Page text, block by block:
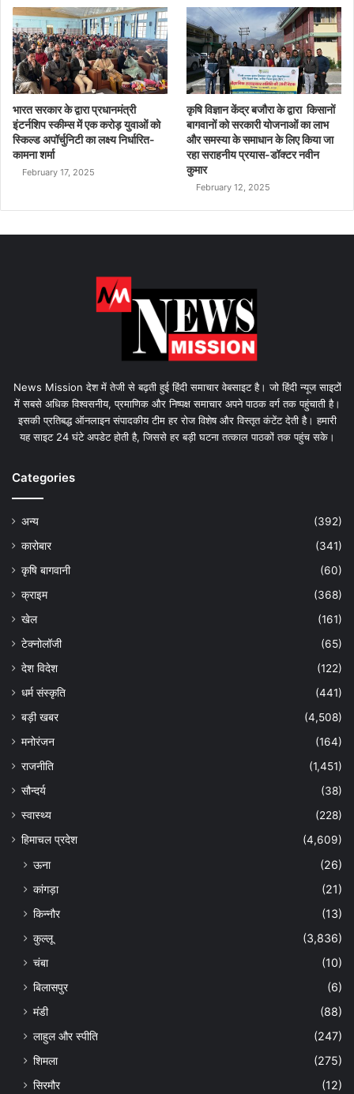
भारत सरकार के द्वारा प्रधानमंत्री
इंटर्नशिप स्कीम्स में एक करोड़ युवाओं को
स्किल्ड अपॉर्चुनिटी का लक्ष्य निर्धारित-
कामना शर्मा
February 17, 2025
कृषि विज्ञान केंद्र बजौरा के द्वारा किसानों
बागवानों को सरकारी योजनाओं का लाभ
और समस्या के समाधान के लिए किया जा
रहा सराहनीय प्रयास-डॉक्टर नवीन
कुमार
February 12, 2025
News Mission देश में तेजी से बढ़ती हुई हिंदी समाचार वेबसाइट है। जो हिंदी न्यूज साइटों
में सबसे अधिक विश्वसनीय, प्रमाणिक और निष्पक्ष समाचार अपने पाठक वर्ग तक पहुंचाती है।
इसकी प्रतिबद्ध ऑनलाइन संपादकीय टीम हर रोज विशेष और विस्तृत कंटेंट देती है। हमारी
यह साइट 24 घंटे अपडेट होती है, जिससे हर बड़ी घटना तत्काल पाठकों तक पहुंच सके।
Categories
अन्य
(392)
कारोबार
(341)
कृषि बागवानी
(60)
क्राइम
(368)
खेल
(161)
टेक्नोलॉजी
(65)
देश विदेश
(122)
धर्म संस्कृति
(441)
बड़ी खबर
(4,508)
मनोरंजन
(164)
राजनीति
(1,451)
सौन्दर्य
(38)
स्वास्थ्य
(228)
हिमाचल प्रदेश
(4,609)
ऊना
(26)
कांगड़ा
(21)
किन्नौर
(13)
कुल्लू
(3,836)
चंबा
(10)
बिलासपुर
(6)
मंडी
(88)
लाहुल और स्पीति
(247)
शिमला
(275)
सिरमौर
(12)